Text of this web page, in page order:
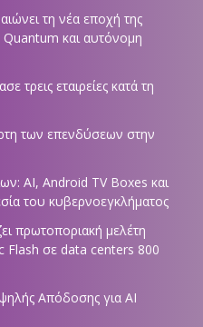
τη νέα εποχή της
και αυτόνομη
τρεις εταιρείες κατά τη
των επενδύσεων στην
AI, Android TV Boxes και
του κυβερνοεγκλήματος
πρωτοποριακή μελέτη
Flash σε data centers 800
Απόδοσης για AI